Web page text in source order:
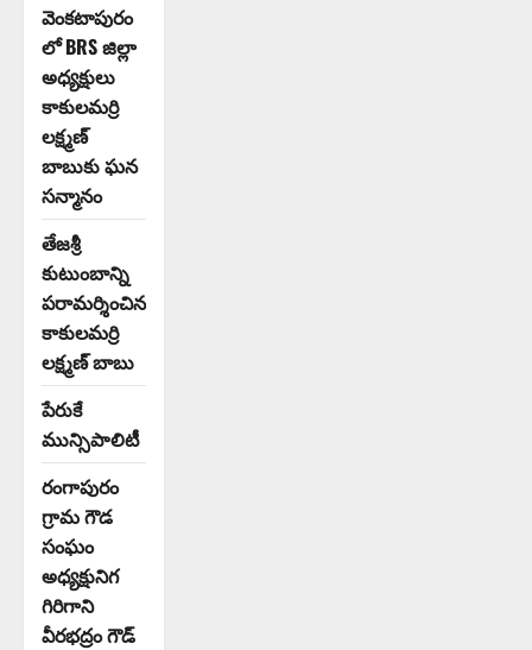
వెంకటాపురం
లో BRS జిల్లా
అధ్యక్షులు
కాకులమర్రి
లక్ష్మణ్
బాబుకు ఘన
సన్మానం
తేజశ్రీ
కుటుంబాన్ని
పరామర్శించిన
కాకులమర్రి
లక్ష్మణ్ బాబు
పేరుకే
మున్సిపాలిటీ
రంగాపురం
గ్రామ గౌడ
సంఘం
అధ్యక్షునిగ
గిరిగాని
వీరభద్రం గౌడ్